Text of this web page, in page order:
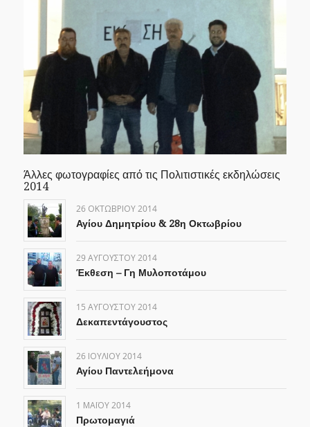
Άλλες φωτογραφίες από τις Πολιτιστικές εκδηλώσεις
2014
26 ΟΚΤΩΒΡΊΟΥ 2014
Αγίου Δημητρίου & 28η Οκτωβρίου
29 ΑΥΓΟΎΣΤΟΥ 2014
Έκθεση – Γη Μυλοποτάμου
15 ΑΥΓΟΎΣΤΟΥ 2014
Δεκαπεντάγουστος
26 ΙΟΥΛΊΟΥ 2014
Αγίου Παντελεήμονα
1 ΜΑΪ́ΟΥ 2014
Πρωτομαγιά